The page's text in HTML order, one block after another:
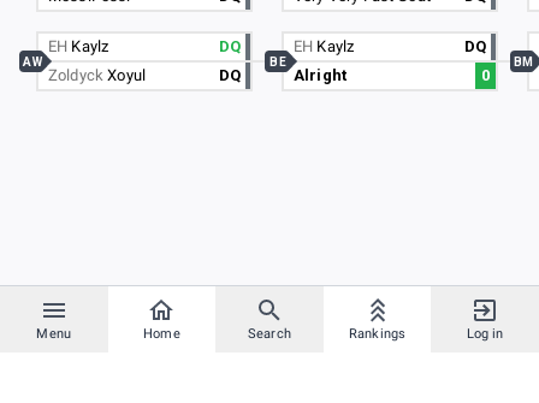
Menu Home Search Rankings Log in
EH Kaylz
DQ
ZoldyckXoyul DQ
AW
EH Kaylz
DQ
Alright
0
BE BM